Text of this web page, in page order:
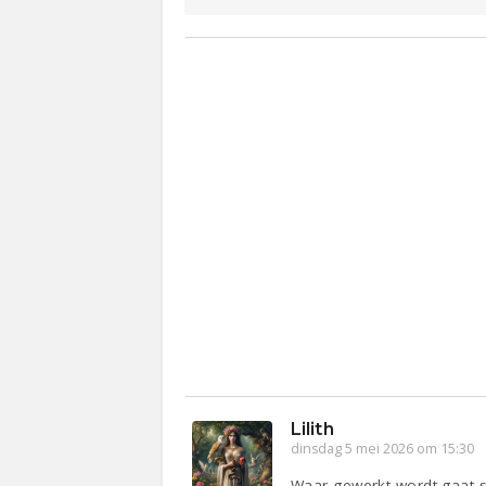
Lilith
dinsdag 5 mei 2026 om 15:30